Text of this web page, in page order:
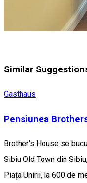
Similar
Gasthaus
Pensiunea
Brother's House se
Sibiu Old Town din
Piața Unirii, la 600 de